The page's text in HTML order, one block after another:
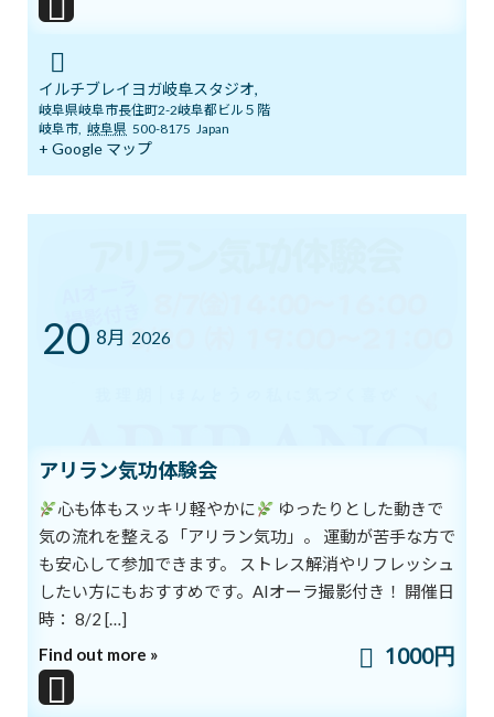
イルチブレインヨガでは、寝る前におすすめの体操を紹介してい
ますよ。
詳しくはこちらまでお問合せくださいね。
通われている方の体験談
イルチブレイヨガ岐阜スタジオ,
岐阜県岐阜市長住町2-2岐阜都ビル５階
岐阜市, 岐阜県 500-8175 Japan
+ Google マップ
20 8月 2026
アリラン気功体験会
心も体もスッキリ軽やかに
ゆったりとした動きで
気の流れを整える「アリラン気功」。 運動が苦手な方で
も安心して参加できます。 ストレス解消やリフレッシュ
したい方にもおすすめです。AIオーラ撮影付き！ 開催日
時： 8/2 […]
Find out more »
1000円